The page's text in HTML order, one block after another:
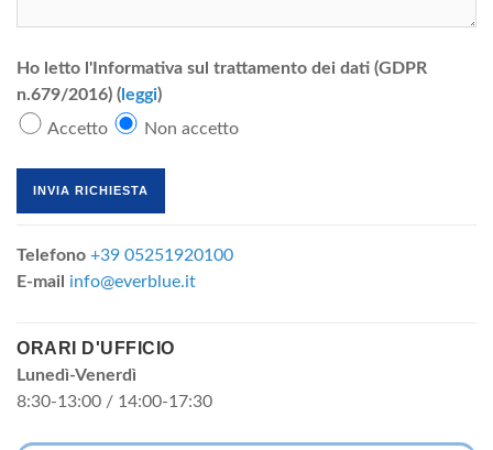
Ho letto l'Informativa sul trattamento dei dati (GDPR
n.679/2016) ( leggi)
Accetto
Non accetto
Telefono +39 05251920100
E-mail
info@everblue.it
ORARI D'UFFICIO
Lunedì-Venerdì
8:30-13:00 / 14:00-17:30